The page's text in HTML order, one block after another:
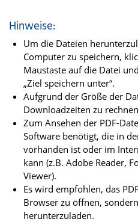
Hinweise:
Um die Dateien
Computer zu speichern,
Maustaste auf die Datei
„Ziel speichern unter“.
Aufgrund der Größe der
Downloadzeiten zu
Zum Ansehen der PDF-
Software benötigt, die in
vorhanden ist oder im
kann (z.B. Adobe Reader,
Viewer).
Es wird empfohlen, das
Browser zu öffnen,
herunterzuladen.